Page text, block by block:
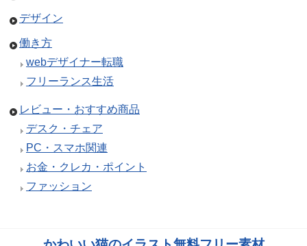
デザイン
働き方
webデザイナー転職
フリーランス生活
レビュー・おすすめ商品
デスク・チェア
PC・スマホ関連
お金・クレカ・ポイント
ファッション